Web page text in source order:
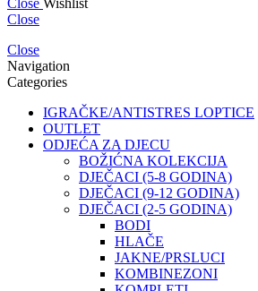
Close Wishlist
Close
Close
Navigation
Categories
IGRAČKE/ANTISTRES LOPTICE
OUTLET
ODJEĆA ZA DJECU
BOŽIĆNA KOLEKCIJA
DJEČACI (5-8 GODINA)
DJEČACI (9-12 GODINA)
DJEČACI (2-5 GODINA)
BODI
HLAČE
JAKNE/PRSLUCI
KOMBINEZONI